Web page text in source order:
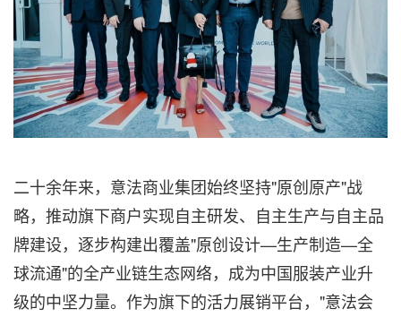
二十余年来，意法商业集团始终坚持"原创原产"战
略，推动旗下商户实现自主研发、自主生产与自主品
牌建设，逐步构建出覆盖"原创设计—生产制造—全
球流通"的全产业链生态网络，成为中国服装产业升
级的中坚力量。作为旗下的活力展销平台，"意法会